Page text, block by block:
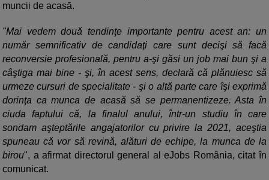
muncii de acasă.
"Mai vedem două tendinţe importante pentru acest an: un
număr semnificativ de candidaţi care sunt decişi să facă
reconversie profesională, pentru a-şi găsi un job mai bun şi a
câştiga mai bine - şi, în acest sens, declară că plănuiesc să
urmeze cursuri de specialitate - şi o altă parte care îşi exprimă
dorinţa ca munca de acasă să se permanentizeze. Asta în
ciuda faptului că, la finalul anului, într-un studiu în care
sondam aşteptările angajatorilor cu privire la 2021, aceştia
spuneau că vor să revină, alături de echipe, la munca de la
birou", a afirmat directorul general al eJobs România, citat în
comunicat.